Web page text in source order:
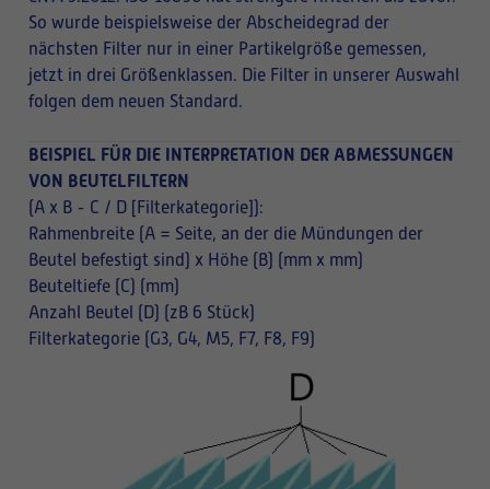
So wurde beispielsweise der Abscheidegrad der
nächsten Filter nur in einer Partikelgröße gemessen,
jetzt in drei Größenklassen. Die Filter in unserer Auswahl
folgen dem neuen Standard.
BEISPIEL FÜR DIE INTERPRETATION DER ABMESSUNGEN
VON BEUTELFILTERN
(A x B - C / D [Filterkategorie]):
Rahmenbreite (A = Seite, an der die Mündungen der
Beutel befestigt sind) x Höhe (B) (mm x mm)
Beuteltiefe (C) (mm)
Anzahl Beutel (D) (zB 6 Stück)
Filterkategorie (G3, G4, M5, F7, F8, F9)